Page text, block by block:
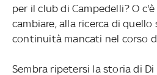
per il club di Campedelli? O
cambiare, alla ricerca di
continuità mancati nel corso
Sembra ripetersi la storia di Di